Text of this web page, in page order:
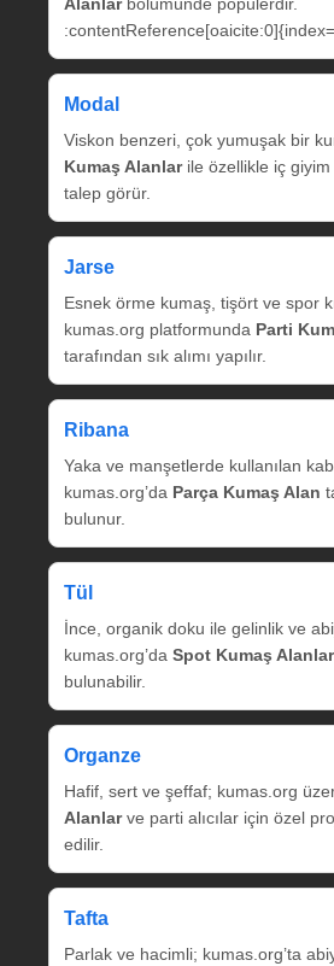
Alanlarbölümünde popülerdir.
Modal
Viskon benzeri, çok yumuşak bir
Kumaş Alanlarile özellikle iç giyim
talep görür.
Jarse
Esnek örme kumaş, tişört ve spor
kumas.org platformunda Parti
tarafından sık alımı yapılır.
Ribana
Yaka ve manşetlerde kullanılan
kumas.org’da Parça Kumaş Alan
bulunur.
Tül
İnce, organik doku ile gelinlik ve
kumas.org’da Spot Kumaş Alanlar
bulunabilir.
Organze
Hafif, sert ve şeffaf; kumas.org
Alanlarve parti alıcılar için özel
edilir.
Tafta
Parlak ve hacimli; kumas.org’ta